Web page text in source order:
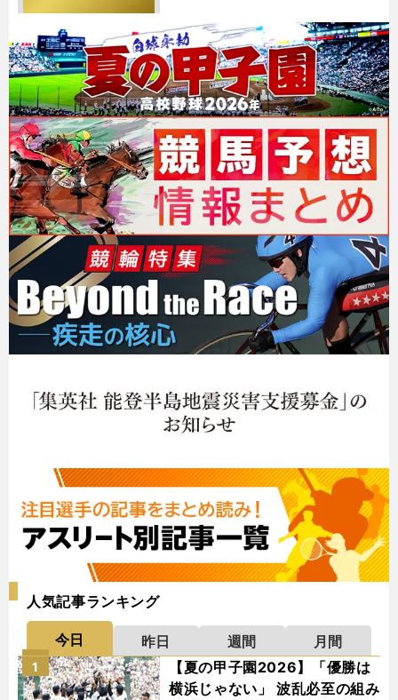
人気記事ランキング
今日 昨日 週間
月間
【夏の甲子園2026】「優勝は
横浜じゃない」 波乱必至の組み
1